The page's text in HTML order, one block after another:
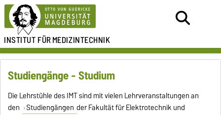
INSTITUT FÜRMEDIZINTECHNIK
Studiengänge - Studium
Die Lehrstühle des IMT sind mit vielen Lehrveranstaltungen an
den
Studiengängen der Fakultät für Elektrotechnik und